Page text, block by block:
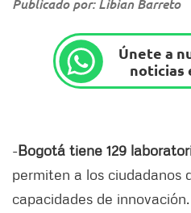
Publicado por: Libian Barreto
Únete a
noticias
-Bogotá tiene 129
permiten a los ciudadanos
capacidades de innovación.